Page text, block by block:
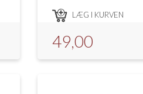
LÆG I KURVEN
49,00